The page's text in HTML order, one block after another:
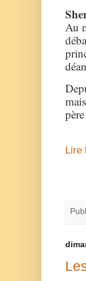
Au
Lire